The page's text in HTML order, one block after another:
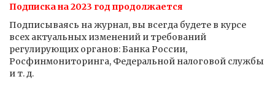
Подписка на 2023 год продолжается
Подписываясь на журнал, вы всегда будете в курсе
всех актуальных изменений и требований
регулирующих органов: Банка России,
Росфинмониторинга, Федеральной налоговой службы
и т. д.